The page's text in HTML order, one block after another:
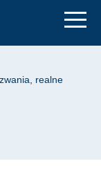
realne